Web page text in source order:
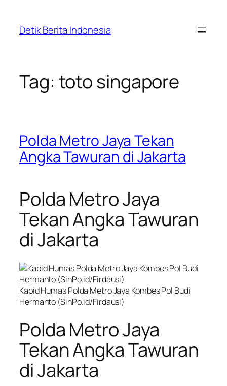
content
Detik Berita Indonesia
Tag: toto singapore
Polda Metro Jaya Tekan
Angka Tawuran di Jakarta
Polda Metro Jaya
Tekan Angka Tawuran
di Jakarta
Kabid Humas Polda Metro Jaya Kombes Pol Budi
Hermanto (SinPo.id/Firdausi)
Polda Metro Jaya
Tekan Angka Tawuran
di Jakarta